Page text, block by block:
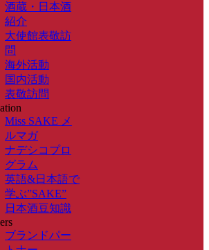
酒蔵・日本酒
紹介
大使館表敬訪
問
海外活動
国内活動
表敬訪問
Miss SAKE メ
ルマガ
ナデシコプロ
グラム
英語&日本語で
学ぶ”SAKE”
日本酒豆知識
ブランドパー